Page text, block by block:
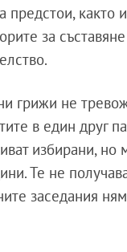
предстои, както и
за
грижи не
в един друг
избирани, но
Те не
заседания